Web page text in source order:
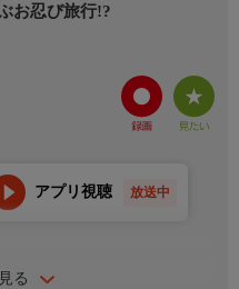
お忍び旅行!?
る
アプリ視聴 放送中